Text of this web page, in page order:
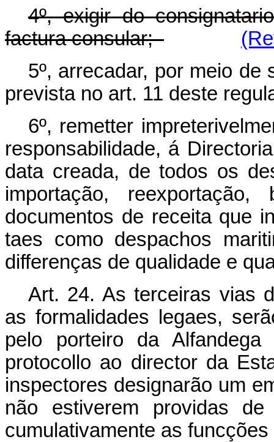
4º, exigir do
factura consular;
5º, arrecadar, por meio
prevista no art. 11 deste
6º, remetter
responsabilidade, á
data creada, de todos os
importação,
documentos de receita que
taes como despachos
differenças de qualidade e
Art. 24. As terceiras vias
as formalidades legaes,
pelo porteiro da Alfandega
protocollo ao director da
inspectores designarão um
não estiverem providas
cumulativamente as